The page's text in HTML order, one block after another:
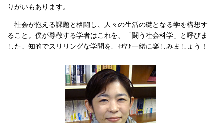
りがいもあります。
社会が抱える課題と格闘し、人々の生活の礎となる学を構想す
ること。僕が尊敬する学者はこれを、「闘う社会科学」と呼びま
した。知的でスリリングな学問を、ぜひ一緒に楽しみましょう！